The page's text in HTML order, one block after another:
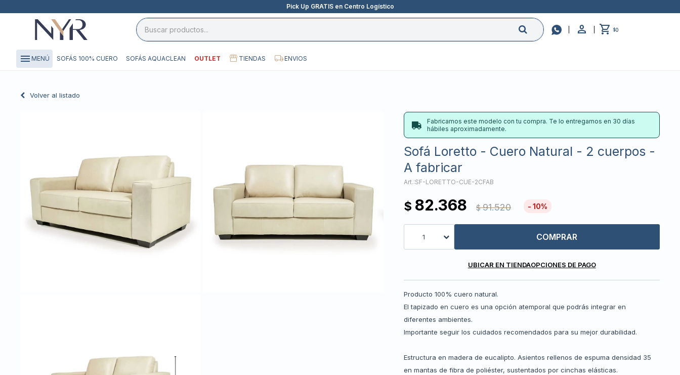
Pick Up GRATIS en Centro Logístico
 $0
menu MENÚ SOFÁS 100% CUERO SOFÁS AQUACLEAN OUTLET TIENDAS ENVIOS
Volver al listado
Fabricamos este modelo con tu compra. Te lo entregamos en 30 días
hábiles aproximadamente.
Sofá Loretto - Cuero Natural - 2 cuerpos -
A fabricar
SF-LORETTO-CUE-2CFAB
$ 82.368 $ 91.520 10
1 COMPRAR
UBICAR EN TIENDAOPCIONES DE PAGO
Producto 100% cuero natural.
El tapizado en cuero es una opción atemporal que podrás integrar en
diferentes ambientes.
Importante seguir los cuidados recomendados para su mejor durabilidad.
Estructura en madera de eucalipto. Asientos rellenos de espuma densidad 35
en mantas de fibra de poliéster, sustentados por cinchas elásticas.
close